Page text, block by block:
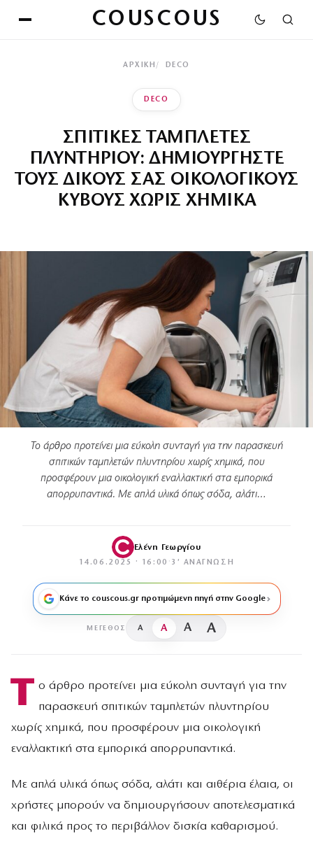
COUSCOUS
ΑΡΧΙΚΉ DECO
DECO
ΣΠΙΤΙΚΕΣ ΤΑΜΠΛΕΤΕΣ
ΠΛΥΝΤΗΡΙΟΥ: ΔΗΜΙΟΥΡΓΗΣΤΕ
ΤΟΥΣ ΔΙΚΟΥΣ ΣΑΣ ΟΙΚΟΛΟΓΙΚΟΥΣ
ΚΥΒΟΥΣ ΧΩΡΙΣ ΧΗΜΙΚΑ
Το άρθρο προτείνει μια εύκολη συνταγή για την παρασκευή
σπιτικών ταμπλετών πλυντηρίου χωρίς χημικά, που
προσφέρουν μια οικολογική εναλλακτική στα εμπορικά
απορρυπαντικά. Με απλά υλικά όπως σόδα, αλάτι…
Ελένη Γεωργίου
14.06.2025 · 16:00 · 3′ ΑΝΆΓΝΩΣΗ
Κάνε το couscous.gr προτιμώμενη πηγή στην Google
ΜΈΓΕΘΟΣ A A A A
Τ ο άρθρο προτείνει μια εύκολη συνταγή για την
παρασκευή σπιτικών ταμπλετών πλυντηρίου
χωρίς χημικά, που προσφέρουν μια οικολογική
εναλλακτική στα εμπορικά απορρυπαντικά.
Με απλά υλικά όπως σόδα, αλάτι και αιθέρια έλαια, οι
χρήστες μπορούν να δημιουργήσουν αποτελεσματικά
και φιλικά προς το περιβάλλον δισκία καθαρισμού.